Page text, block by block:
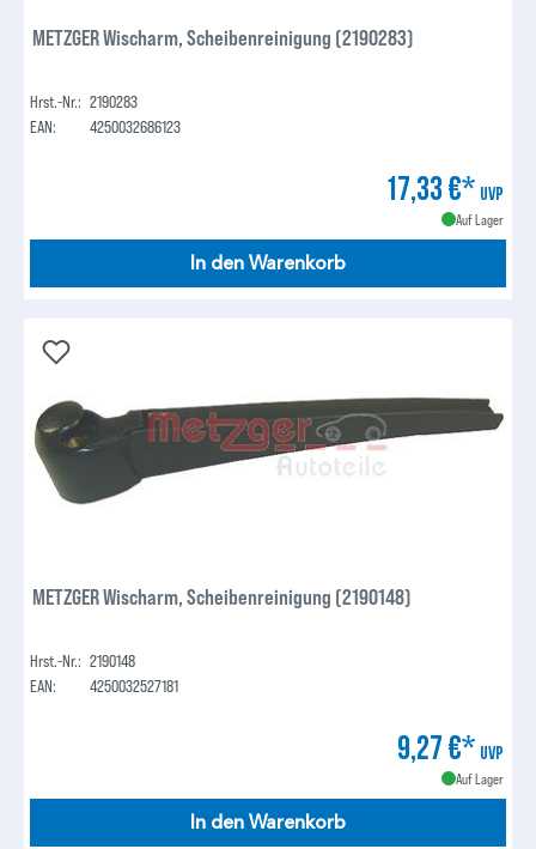
METZGER Wischarm, Scheibenreinigung (2190283)
Hrst.-Nr.: 2190283
EAN:
4250032686123
17,33 €* UVP
Auf Lager
In den Warenkorb
METZGER Wischarm, Scheibenreinigung (2190148)
Hrst.-Nr.: 2190148
EAN:
4250032527181
9,27 €* UVP
Auf Lager
In den Warenkorb